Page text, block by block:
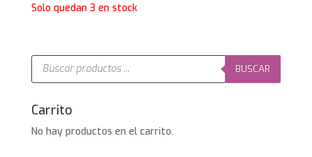
precio
10,25€.
precio
8,20€.
Solo quedan 3 en stock
Búsqueda
productos
BUSCAR
Carrito
No hay productos en el carrito.